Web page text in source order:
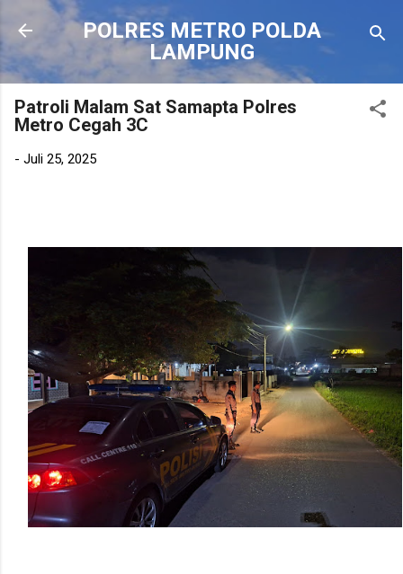
Langsung ke konten utama
POLRES METRO POLDA
LAMPUNG
Patroli Malam Sat Samapta Polres
Metro Cegah 3C
- Juli 25, 2025